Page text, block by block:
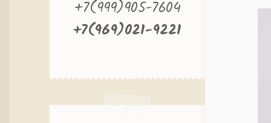
+7(999)905-7604
+7(969)021-9221